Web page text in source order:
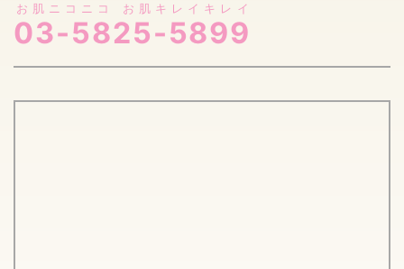
03-5825-5899
お肌ニコニコ お肌キレイキレイ